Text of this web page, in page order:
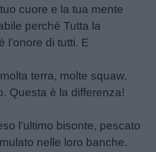
cuore e la tua mente
perché Tutta la
l’onore di tutti. E
terra, molte squaw,
Questa è la differenza!
l’ultimo bisonte, pescato
nelle loro banche.